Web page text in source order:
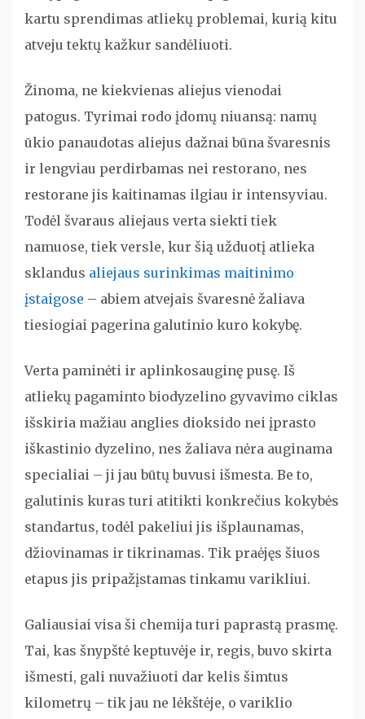
kartu sprendimas atliekų problemai, kurią kitu
atveju tektų kažkur sandėliuoti.
Žinoma, ne kiekvienas aliejus vienodai
patogus. Tyrimai rodo įdomų niuansą: namų
ūkio panaudotas aliejus dažnai būna švaresnis
ir lengviau perdirbamas nei restorano, nes
restorane jis kaitinamas ilgiau ir intensyviau.
Todėl švaraus aliejaus verta siekti tiek
namuose, tiek versle, kur šią užduotį atlieka
sklandus aliejaus surinkimas maitinimo
įstaigose – abiem atvejais švaresnė žaliava
tiesiogiai pagerina galutinio kuro kokybę.
Verta paminėti ir aplinkosauginę pusę. Iš
atliekų pagaminto biodyzelino gyvavimo ciklas
išskiria mažiau anglies dioksido nei įprasto
iškastinio dyzelino, nes žaliava nėra auginama
specialiai – ji jau būtų buvusi išmesta. Be to,
galutinis kuras turi atitikti konkrečius kokybės
standartus, todėl pakeliui jis išplaunamas,
džiovinamas ir tikrinamas. Tik praėjęs šiuos
etapus jis pripažįstamas tinkamu varikliui.
Galiausiai visa ši chemija turi paprastą prasmę.
Tai, kas šnypštė keptuvėje ir, regis, buvo skirta
išmesti, gali nuvažiuoti dar kelis šimtus
kilometrų – tik jau ne lėkštėje, o variklio